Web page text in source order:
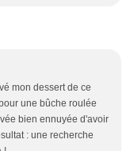
mon dessert de ce
une bûche roulée
bien ennuyée d'avoir
: une recherche